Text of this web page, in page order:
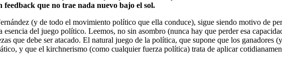
que no trae nada nuevo bajo el sol.
(y de todo el movimiento político que ella conduce), sigue siendo motivo de
esencia del juego político. Leemos, no sin asombro (nunca hay que perder esa
que debe ser atacado. El natural juego de la política, que supone que los ganadores
y que el kirchnerismo (como cualquier fuerza política) trata de aplicar